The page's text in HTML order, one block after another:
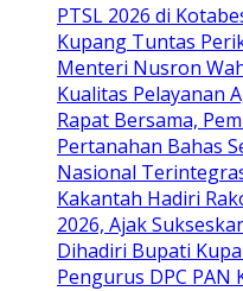
PTSL 2026 di
Kupang Tuntas
Menteri Nusron
Kualitas Pelayanan
Rapat Bersama,
Pertanahan Bahas
Nasional
Kakantah Hadiri
2026, Ajak
Dihadiri Bupati
Pengurus DPC